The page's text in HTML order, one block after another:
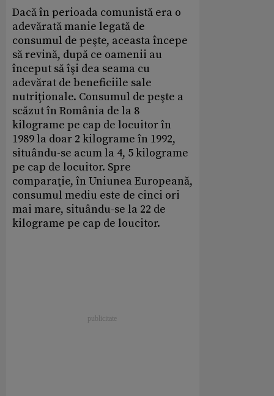
Dacă în perioada comunistă era o
adevărată manie legată de
consumul de peşte, aceasta începe
să revină, după ce oamenii au
început să îşi dea seama cu
adevărat de beneficiile sale
nutriţionale. Consumul de peşte a
scăzut în România de la 8
kilograme pe cap de locuitor în
1989 la doar 2 kilograme în 1992,
situându-se acum la 4, 5 kilograme
pe cap de locuitor. Spre
comparaţie, în Uniunea Europeană,
consumul mediu este de cinci ori
mai mare, situându-se la 22 de
kilograme pe cap de loucitor.